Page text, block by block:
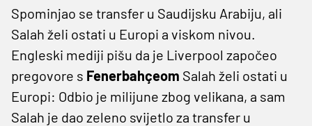
Spominjao se transfer u Saudijsku Arabiju, ali
Salah želi ostati u Europi a viskom nivou.
Engleski mediji pišu da je Liverpool započeo
pregovore s Fenerbahçeom Salah želi ostati u
Europi: Odbio je milijune zbog velikana, a sam
Salah je dao zeleno svijetlo za transfer u